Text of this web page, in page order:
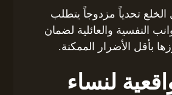
الخلع تحدياً مزدوجاً يتطلب
النفسية والعائلية لضمان
بأقل الأضرار الممكنة.
لنساء